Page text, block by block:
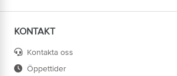
KONTAKT
Kontakta oss
Öppettider